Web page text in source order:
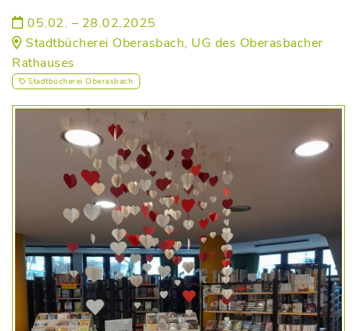
05.02. – 28.02.2025
Stadtbücherei Oberasbach, UG des Oberasbacher
Rathauses
Stadtbücherei Oberasbach